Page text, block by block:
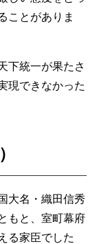
ことがありま
下統一が果たさ
現できなかった
大名・織田信秀
もと、室町幕府
る家臣でした